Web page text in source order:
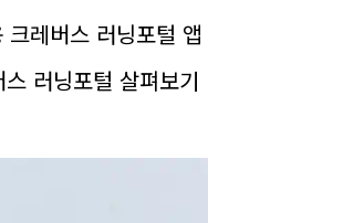
크레버스 러닝포털 앱
스 러닝포털 살펴보기